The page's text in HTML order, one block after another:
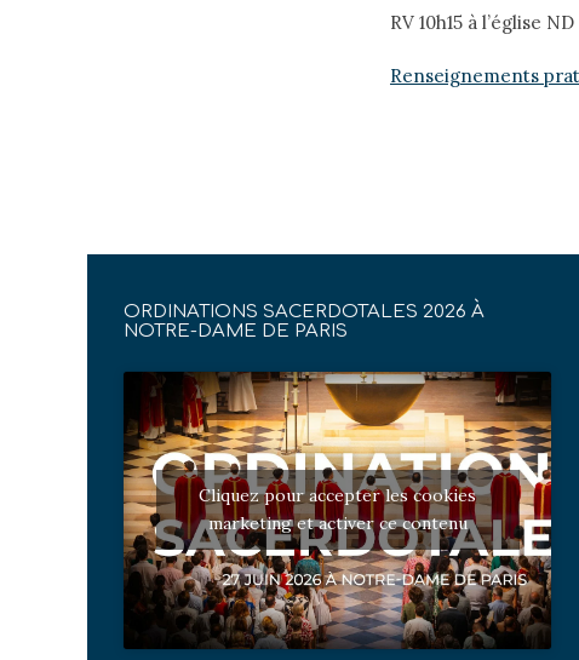
RV 10h15 à l’église
Renseignements
ORDINATIONS SACERDOTALES 2026 À
NOTRE-DAME DE PARIS
Cliquez pour accepter les cookies
marketing et activer ce contenu